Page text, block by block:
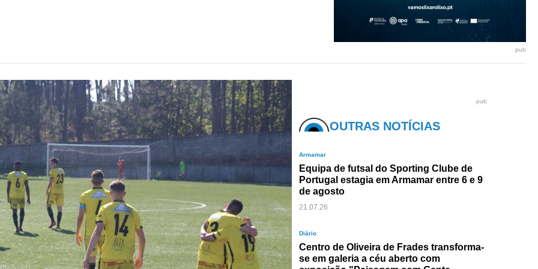
pub
pub
OUTRAS NOTÍCIAS
Armamar
Equipa de futsal do Sporting Clube de
Portugal estagia em Armamar entre 6 e 9
de agosto
21.07.26
Diário
Centro de Oliveira de Frades transforma-
se em galeria a céu aberto com